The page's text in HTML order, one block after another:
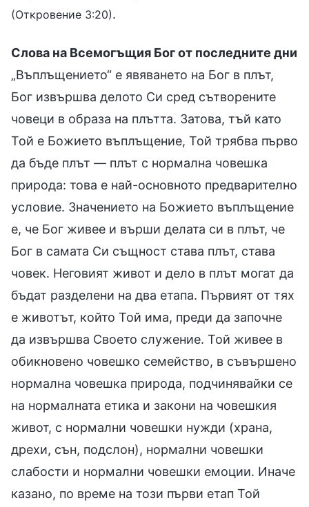
(Откровение 3:20).
Слова на Всемогъщия Бог от последните дни
„Въплъщението“ е явяването на Бог в плът,
Бог извършва делото Си сред сътворените
човеци в образа на плътта. Затова, тъй като
Той е Божието въплъщение, Той трябва първо
да бъде плът — плът с нормална човешка
природа: това е най-основното предварително
условие. Значението на Божието въплъщение
е, че Бог живее и върши делата си в плът, че
Бог в самата Си същност става плът, става
човек. Неговият живот и дело в плът могат да
бъдат разделени на два етапа. Първият от тях
е животът, който Той има, преди да започне
да извършва Своето служение. Той живее в
обикновено човешко семейство, в съвършено
нормална човешка природа, подчинявайки се
на нормалната етика и закони на човешкия
живот, с нормални човешки нужди (храна,
дрехи, сън, подслон), нормални човешки
слабости и нормални човешки емоции. Иначе
казано, по време на този първи етап Той